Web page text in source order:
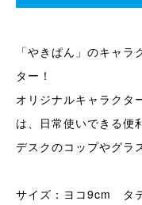
「やきぱん」のキャ
ター！
オリジナルキャラクタ
は、日常使いできる便
デスクのコップやグラ
サイズ：ヨコ9cm タ